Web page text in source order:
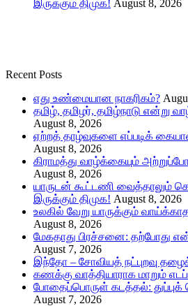
இருக்கும் திமுக! August 8, 2026
Recent Posts
எது உண்மையான நாகரிகம்?
தமிழ், தமிழர், தமிழ்நாடு
August 8, 2026
ஏற்றத் தாழ்வுகளை எப்படிக்
August 8, 2026
கிராமத்து வாழ்க்கையும்
August 8, 2026
யாருடன் கூட்டணி வைத்தாலும்
இருக்கும் திமுக! August 8, 2026
உலகில் வேறு யாருக்கும்
August 8, 2026
மேகதாது பிரச்சனை: தற்போது
August 7, 2026
இந்தோ – சோவியத் நட்புறவு
கணக்கு வாத்தியாராக மாறும்
போதைப்பொருள் கடத்தல்: துப்புக்
August 7, 2026